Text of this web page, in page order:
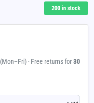
200 in stock
(Mon–Fri) · Free returns for30